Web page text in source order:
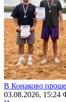
В Конаково
03.08.2026, 15:24